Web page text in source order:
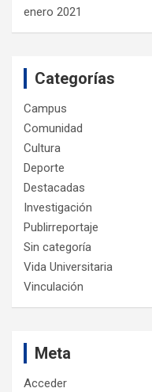
enero 2021
Categorías
Campus
Comunidad
Cultura
Deporte
Destacadas
Investigación
Publirreportaje
Sin categoría
Vida Universitaria
Vinculación
Meta
Acceder